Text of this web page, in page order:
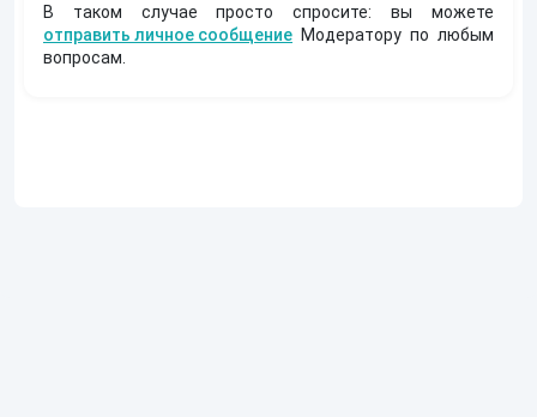
В таком случае просто спросите: вы можете
отправить личное сообщение Модератору по любым
вопросам.